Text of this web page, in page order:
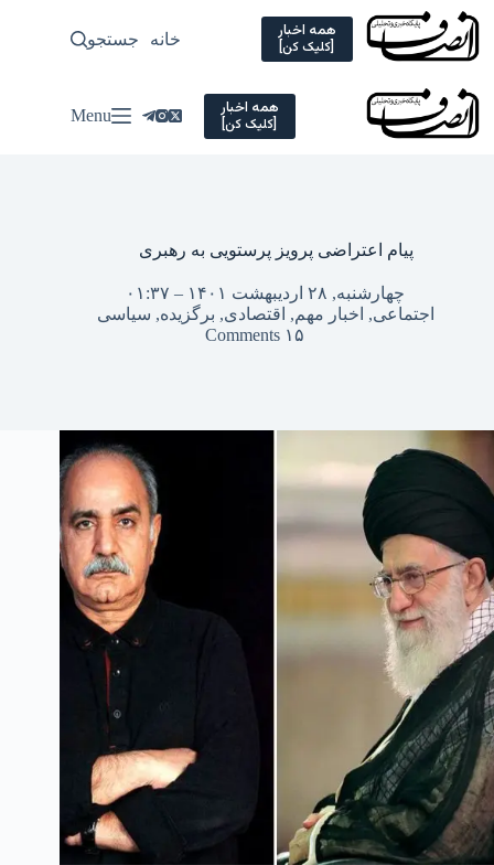
Skip
content
همه اخبار
[کلیک کن] خانه سیاسی
جستجو
همه اخبار
[کلیک کن] Menu
پیام اعتراضی پرویز پرستویی به رهبری
چهارشنبه, ۲۸ اردیبهشت ۱۴۰۱ – ۰۱:۳۷
اجتماعی, اخبار مهم, اقتصادی, برگزیده, سیاسی
۱۵ Comments